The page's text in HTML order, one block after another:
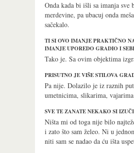
Onda kada bi išli sa imanja
merdevine, pa ubacuj onda
sačekalo.
TI SI OVO IMANJE PRAKTIČNO
IMANJE UPOREDO GRADIO I
Tako je. Sa ovim objektima
PRISUTNO JE VIŠE STILOVA
Pa nije. Dolazilo je iz raznih
umetnicima, slikarima,
SVE TE ZANATE NEKAKO SI
Ništa mi od toga nije bilo
i zato što sam želeo. Ni u
niti sam se nadao da ću išta